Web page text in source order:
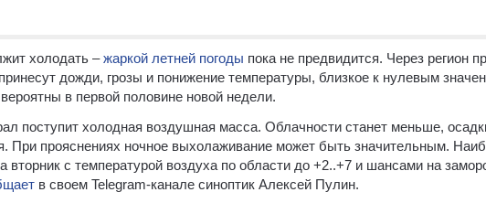
холодать –жаркой летней погоды пока не предвидится. Через регион
дожди, грозы и понижение температуры, близкое к нулевым
в первой половине новой недели.
поступит холодная воздушная масса. Облачности станет меньше,
При прояснениях ночное выхолаживание может быть значительным.
вторник с температурой воздуха по области до +2..+7 и шансами на
в своем Telegram-канале синоптик Алексей Пулин.